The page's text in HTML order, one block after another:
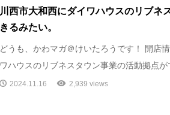
川西市大和西にダイワハウスのリブネ
きるみたい。
どうも、かわマガ＠けいたろうです！ 開店
ワハウスのリブネスタウン事業の活動拠点が
2024.11.16 2,939 views